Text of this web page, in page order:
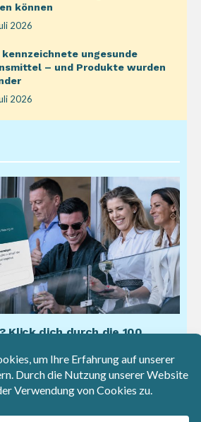
können
2026
kennzeichnete ungesunde
– und Produkte wurden
2026
Klick dich durch die 100
Österreicher zum Durchklicken.